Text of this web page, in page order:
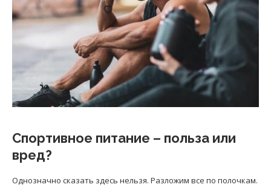
Спортивное питание – польза или
вред?
Однозначно сказать здесь нельзя. Разложим все по полочкам.